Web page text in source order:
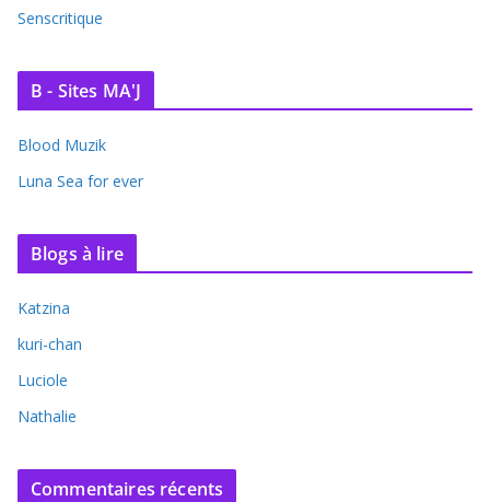
Senscritique
B - Sites MA'J
Blood Muzik
Luna Sea for ever
Blogs à lire
Katzina
kuri-chan
Luciole
Nathalie
Commentaires récents